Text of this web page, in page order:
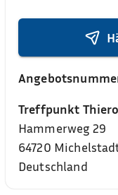
Treffpunkt
Hammerweg 29
64720
Deutschland